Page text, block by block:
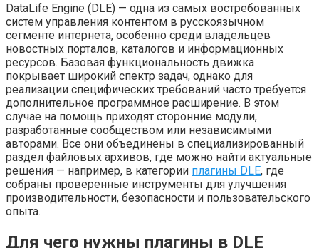
DataLife Engine (DLE) — одна из самых востребованных
систем управления контентом в русскоязычном
сегменте интернета, особенно среди владельцев
новостных порталов, каталогов и информационных
ресурсов. Базовая функциональность движка
покрывает широкий спектр задач, однако для
реализации специфических требований часто требуется
дополнительное программное расширение. В этом
случае на помощь приходят сторонние модули,
разработанные сообществом или независимыми
авторами. Все они объединены в специализированный
раздел файловых архивов, где можно найти актуальные
решения — например, в категории плагины DLE, где
собраны проверенные инструменты для улучшения
производительности, безопасности и пользовательского
опыта.
Для чего нужны плагины в DLE